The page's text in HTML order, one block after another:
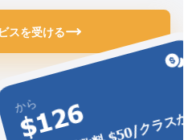
から
$126
スを受ける